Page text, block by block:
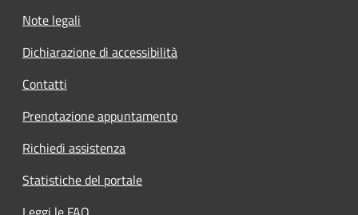
Note legali
Dichiarazione di accessibilità
Contatti
Prenotazione appuntamento
Richiedi assistenza
Statistiche del portale